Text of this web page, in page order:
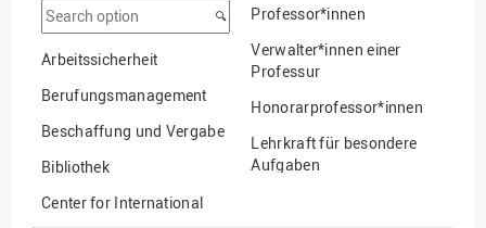
Search
option
Arbeitssicherheit
Berufungsmanagement
Beschaffung und Vergabe
Bibliothek
Center for International
Professor*innen
Verwalter*innen einer
Professur
Honorarprofessor*innen
Lehrkraft für besondere
Aufgaben